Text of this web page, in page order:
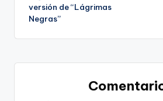
entradas
versión de “Lágrimas
Negras”